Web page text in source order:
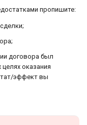
пропишите:
договора был
оказания
эффект вы